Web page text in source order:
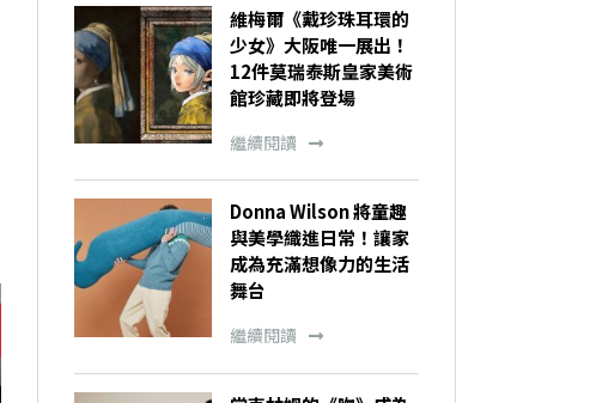
維梅爾《戴珍珠耳環的
少女》大阪唯一展出！
12件莫瑞泰斯皇家美術
館珍藏即將登場
繼續閱讀
Donna Wilson 將童趣
與美學織進日常！讓家
成為充滿想像力的生活
舞台
繼續閱讀